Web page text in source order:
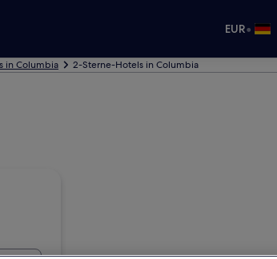
EUR•
in Columbia 2-Sterne-Hotels in Columbia